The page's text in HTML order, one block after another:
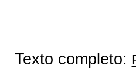
Texto completo: